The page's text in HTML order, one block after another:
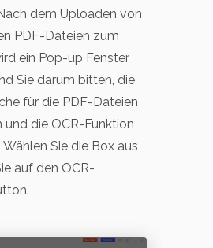
dem Uploaden von
PDF-Dateien zum
ein Pop-up Fenster
Sie darum bitten, die
für die PDF-Dateien
und die OCR-Funktion
Sie die Box aus
auf den OCR-